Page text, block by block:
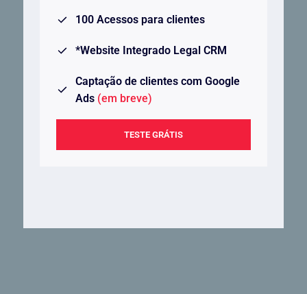
100 Acessos para clientes
*Website Integrado Legal CRM
Captação de clientes com Google
Ads (em breve)
TESTE GRÁTIS